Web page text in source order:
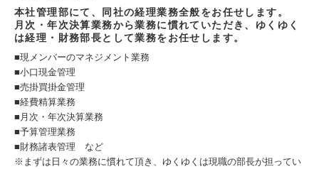
本社管理部にて、同社の経理業務全般をお任せします。
月次・年次決算業務から業務に慣れていただき、ゆくゆく
は経理・財務部長として業務をお任せします。
■現メンバーのマネジメント業務
■小口現金管理
■売掛買掛金管理
■経費精算業務
■月次・年次決算業務
■予算管理業務
■財務諸表管理 など
※まずは日々の業務に慣れて頂き、ゆくゆくは現職の部長が担ってい